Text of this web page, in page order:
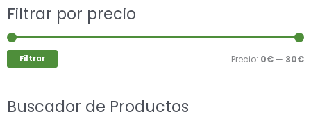
Filtrar por precio
Filtrar Precio: 0€ — 30€
Buscador de Productos
Buscar